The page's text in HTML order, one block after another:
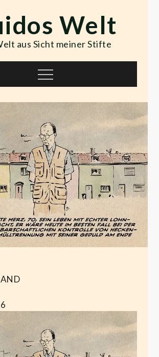
Welt
aus Sicht meiner Stifte
Menu